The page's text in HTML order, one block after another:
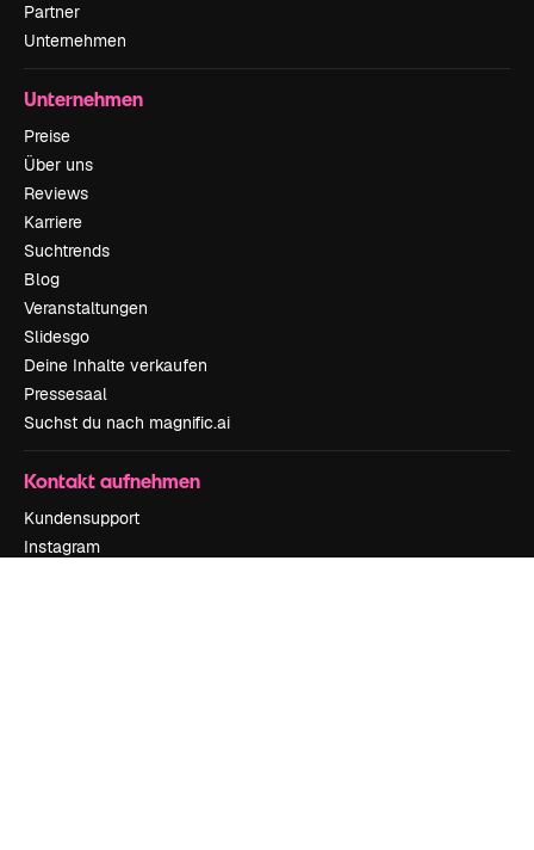
Partner
Unternehmen
Unternehmen
Preise
Über uns
Reviews
Karriere
Suchtrends
Blog
Veranstaltungen
Slidesgo
Deine Inhalte verkaufen
Pressesaal
Suchst du nach magnific.ai
Kontakt aufnehmen
Kundensupport
Instagram